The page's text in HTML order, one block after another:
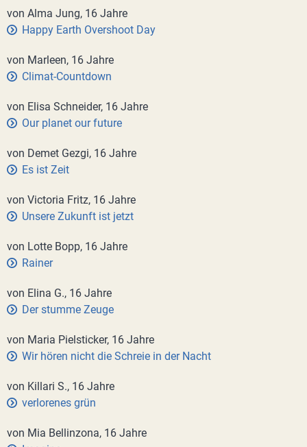
von Alma Jung, 16 Jahre
Happy Earth Overshoot Day
von Marleen, 16 Jahre
Climat-Countdown
von Elisa Schneider, 16 Jahre
Our planet our future
von Demet Gezgi, 16 Jahre
Es ist Zeit
von Victoria Fritz, 16 Jahre
Unsere Zukunft ist jetzt
von Lotte Bopp, 16 Jahre
Rainer
von Elina G., 16 Jahre
Der stumme Zeuge
von Maria Pielsticker, 16 Jahre
Wir hören nicht die Schreie in der Nacht
von Killari S., 16 Jahre
verlorenes grün
von Mia Bellinzona, 16 Jahre